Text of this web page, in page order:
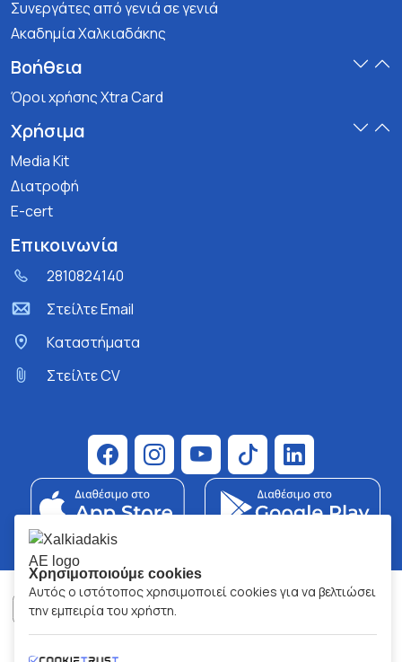
Συνεργάτες από γενιά σε γενιά
Ακαδημία Χαλκιαδάκης
Βοήθεια
Όροι χρήσης Xtra Card
Χρήσιμα
Media Kit
Διατροφή
E-cert
Επικοινωνία
2810824140
Στείλτε Email
Kαταστήματα
Στείλτε CV
Χρησιμοποιούμε cookies
Αυτός ο ιστότοπος χρησιμοποιεί cookies για να βελτιώσει
την εμπειρία του χρήστη.